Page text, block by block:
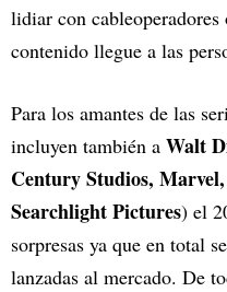
lidiar con
contenido llegue a las
Para los amantes de las
incluyen también a Walt
Century Studios,
Searchlight Pictures) el
sorpresas ya que en total
lanzadas al mercado. De